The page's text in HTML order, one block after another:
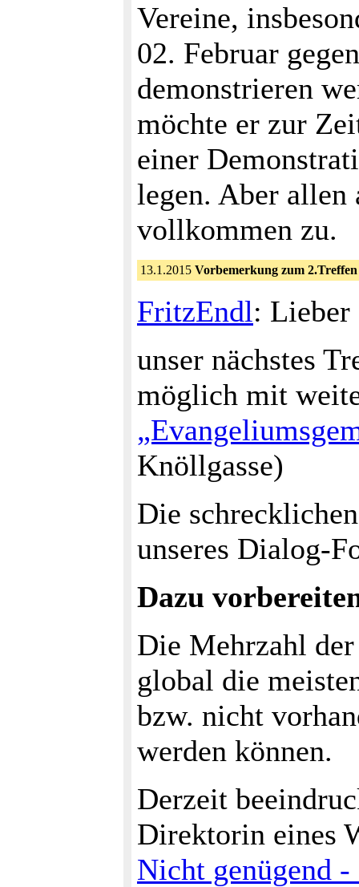
Vereine,
02. Februar
demonstrieren
möchte er zur
einer
legen. Aber allen
vollkommen zu.
13.1.2015 Vorbemerkung zum
FritzEndl:
unser nächstes
möglich mit
Knöllgasse)
Die
unseres Dialog-
Dazu
Die Mehrzahl
global die
bzw. nicht
werden können.
Derzeit
Direktorin eines
Nicht genügend